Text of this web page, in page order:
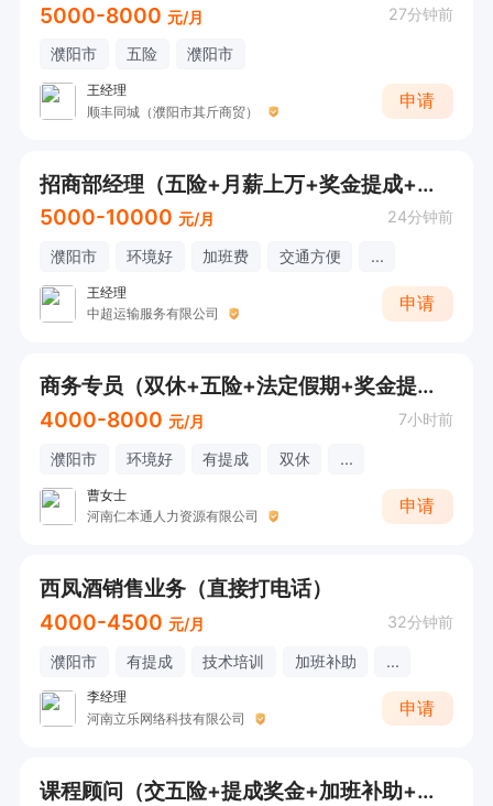
5000-8000 元/月 27分钟前
濮阳市 五险 濮阳市
王经理
顺丰同城（濮阳市其斤商贸）
申请
招商部经理（五险+月薪上万+奖金提成+公休年假）
5000-10000 元/月 24分钟前
濮阳市 环境好 加班费 交通方便 ...
王经理
中超运输服务有限公司
申请
商务专员（双休+五险+法定假期+奖金提成）
4000-8000 元/月 7小时前
濮阳市 环境好 有提成 双休 ...
曹女士
河南仁本通人力资源有限公司
申请
西凤酒销售业务（直接打电话）
4000-4500 元/月 32分钟前
濮阳市 有提成 技术培训 加班补助 ...
李经理
河南立乐网络科技有限公司
申请
课程顾问（交五险+提成奖金+加班补助+晋升空间）